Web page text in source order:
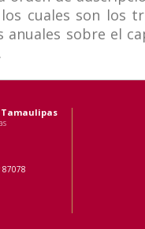
cuales son los
anuales sobre el
Tamaulipas
87078